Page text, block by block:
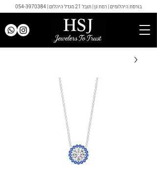
בורסת היהלומים | רמת גן | תובל 21 מגדל היהלום | 054-3970384